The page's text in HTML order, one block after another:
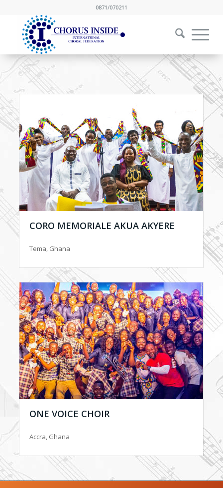
0871/070211
CORO MEMORIALE AKUA AKYERE
Tema, Ghana
ONE VOICE CHOIR
Accra, Ghana